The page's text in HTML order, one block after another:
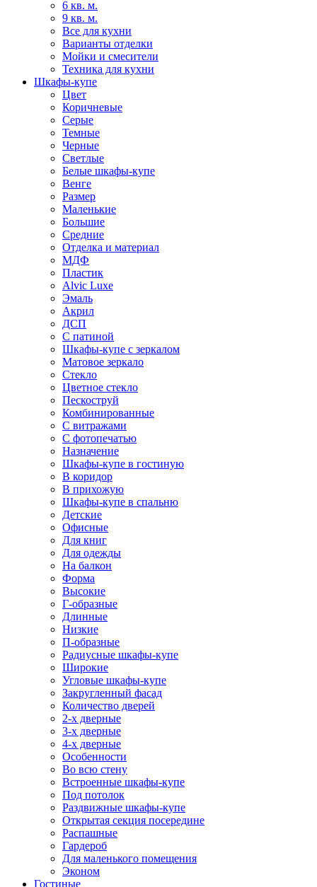
6 кв. м.
9 кв. м.
Все для кухни
Варианты отделки
Мойки и смесители
Техника для кухни
Шкафы-купе
Цвет
Коричневые
Серые
Темные
Черные
Светлые
Белые шкафы-купе
Венге
Размер
Маленькие
Большие
Средние
Отделка и материал
МДФ
Пластик
Alvic Luxe
Эмаль
Акрил
ДСП
С патиной
Шкафы-купе с зеркалом
Матовое зеркало
Стекло
Цветное стекло
Пескоструй
Комбинированные
С витражами
С фотопечатью
Назначение
Шкафы-купе в гостиную
В коридор
В прихожую
Шкафы-купе в спальню
Детские
Офисные
Для книг
Для одежды
На балкон
Форма
Высокие
Г-образные
Длинные
Низкие
П-образные
Радиусные шкафы-купе
Широкие
Угловые шкафы-купе
Закругленный фасад
Количество дверей
2-х дверные
3-х дверные
4-х дверные
Особенности
Во всю стену
Встроенные шкафы-купе
Под потолок
Раздвижные шкафы-купе
Открытая секция посередине
Распашные
Гардероб
Для маленького помещения
Эконом
Гостиные